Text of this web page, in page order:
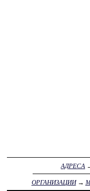
АДРЕСА
ОРГАНИЗАЦИИ→